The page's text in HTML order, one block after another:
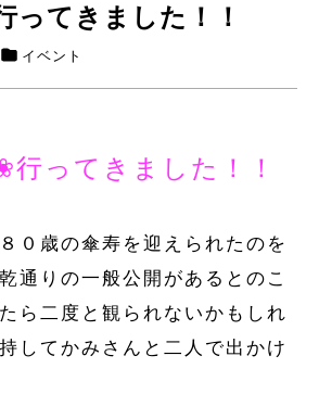
ってきました！！
イベント
ってきました！！
０歳の傘寿を迎えられたのを
通りの一般公開があるとのこ
ら二度と観られないかもしれ
してかみさんと二人で出かけ